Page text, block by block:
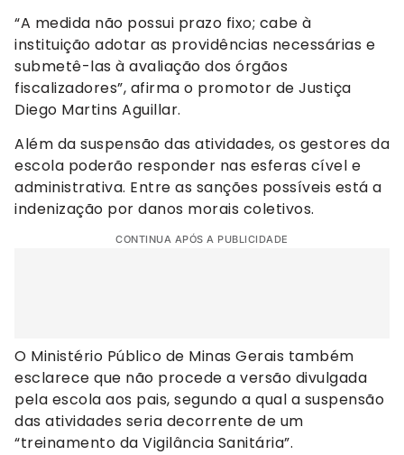
“A medida não possui prazo fixo; cabe à
instituição adotar as providências necessárias e
submetê-las à avaliação dos órgãos
fiscalizadores”, afirma o promotor de Justiça
Diego Martins Aguillar.
Além da suspensão das atividades, os gestores da
escola poderão responder nas esferas cível e
administrativa. Entre as sanções possíveis está a
indenização por danos morais coletivos.
CONTINUA APÓS A PUBLICIDADE
O Ministério Público de Minas Gerais também
esclarece que não procede a versão divulgada
pela escola aos pais, segundo a qual a suspensão
das atividades seria decorrente de um
“treinamento da Vigilância Sanitária”.